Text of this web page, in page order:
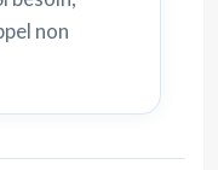
non